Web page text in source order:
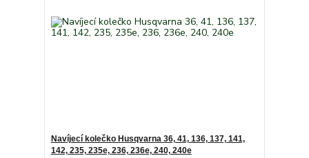
Navíjecí kolečko Husqvarna 36, 41, 136, 137, 141,
142, 235, 235e, 236, 236e, 240, 240e